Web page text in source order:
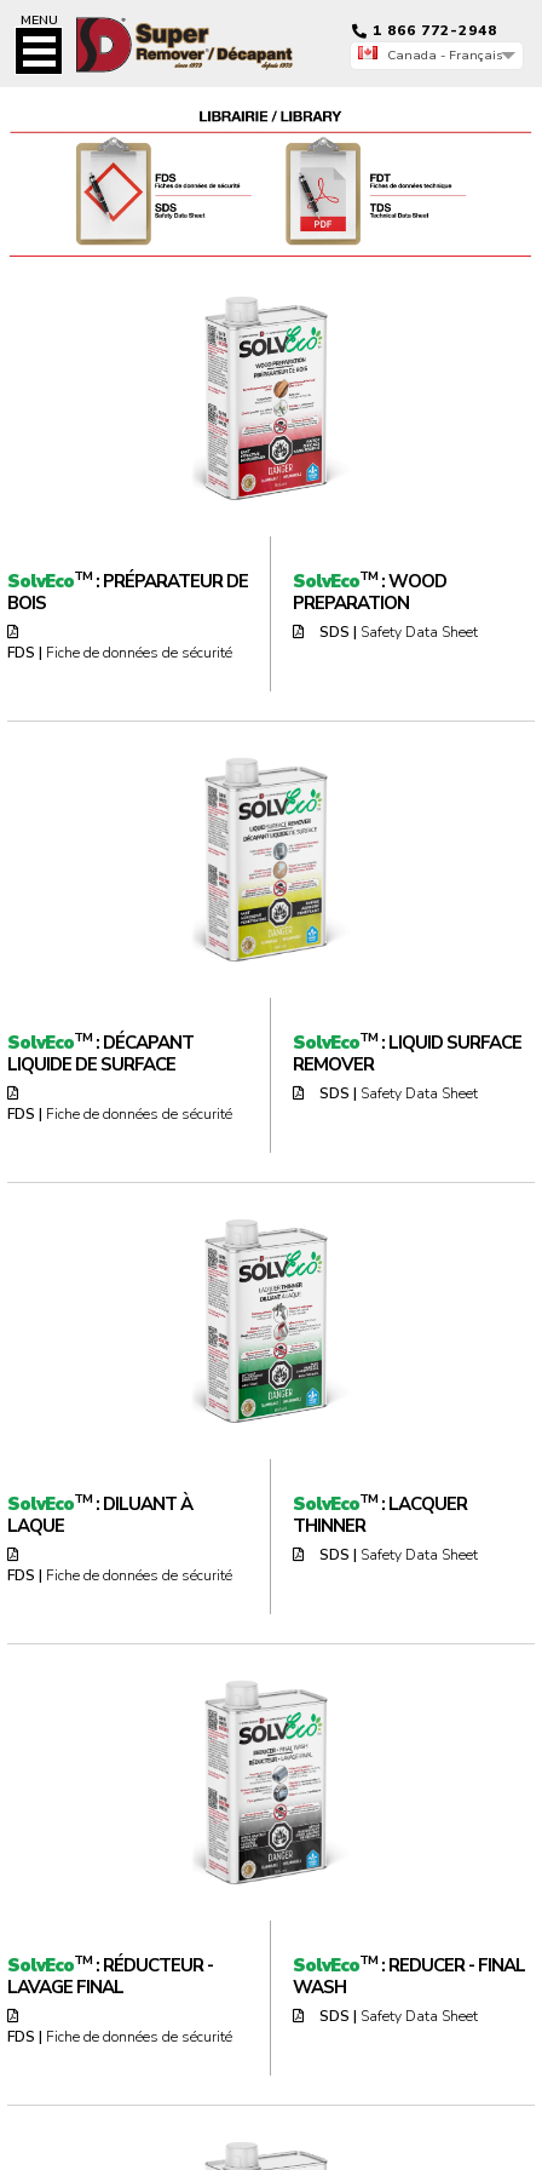
MENU
1 866 772-2948
Canada - Français
SolvEcoTM : PRÉPARATEUR DE
BOIS
FDS | Fiche de données de sécurité
SolvEcoTM : WOOD
PREPARATION
SDS | Safety Data Sheet
SolvEcoTM : DÉCAPANT
LIQUIDE DE SURFACE
FDS | Fiche de données de sécurité
SolvEcoTM : LIQUID SURFACE
REMOVER
SDS | Safety Data Sheet
SolvEcoTM : DILUANT À
LAQUE
FDS | Fiche de données de sécurité
SolvEcoTM : LACQUER
THINNER
SDS | Safety Data Sheet
SolvEcoTM : RÉDUCTEUR -
LAVAGE FINAL
FDS | Fiche de données de sécurité
SolvEcoTM : REDUCER - FINAL
WASH
SDS | Safety Data Sheet